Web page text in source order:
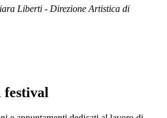
Liberti - Direzione Artistica di
festival